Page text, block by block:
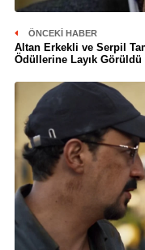
ÖNCEKI HABER
Altan Erkekli ve Serpil
Ödüllerine Layık Görüldü